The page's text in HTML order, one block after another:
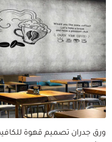
ورق جدران تصميم قهوة